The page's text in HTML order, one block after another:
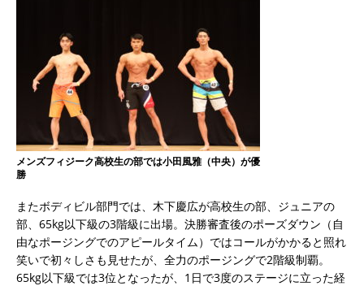
メンズフィジーク高校生の部では小田風雅（中央）が優
勝
またボディビル部門では、木下慶広が高校生の部、ジュニアの
部、65kg以下級の3階級に出場。決勝審査後のポーズダウン（自
由なポージングでのアピールタイム）ではコールがかかると照れ
笑いで初々しさも見せたが、全力のポージングで2階級制覇。
65kg以下級では3位となったが、1日で3度のステージに立った経